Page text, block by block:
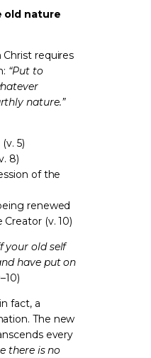
old nature
requires
“Put to
nature.”
5)
8)
of the
renewed
(v. 10)
your old self
have put on
fact, a
The new
every
there is no